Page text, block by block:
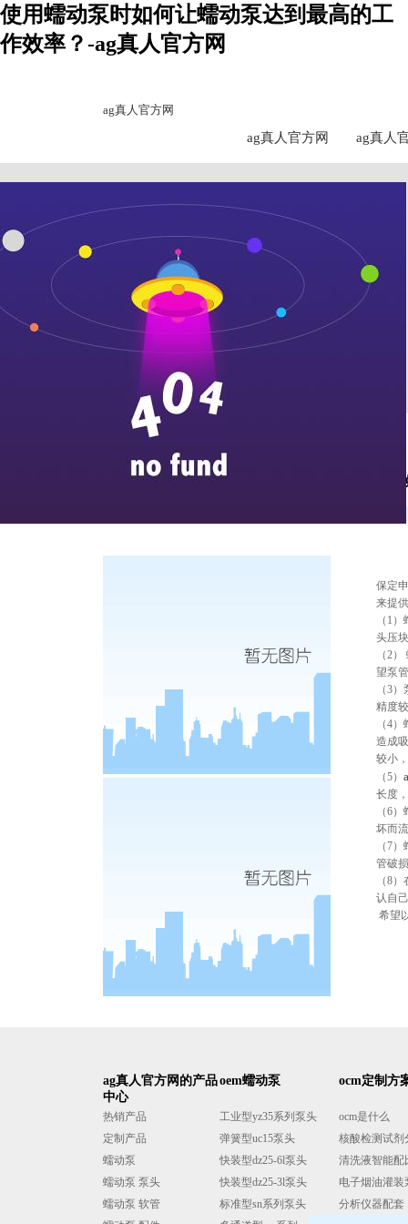
使用蠕动泵时如何让蠕动泵达到最高的工
作效率？-ag真人官方网
ag真人官方网
ag真人
ag真人官方网
使
保定
来提
（ 1 ）
头压
（2）
望泵
（3）
精度
（4）
造成
较小
（5）
长度
（6）
坏而
（7）
管破
（8）
认自
希望
ag真人官方网的产品
中心
oem蠕动泵 ocm定制方
热销产品
定制产品
蠕动泵
蠕动泵 泵头
蠕动泵 软管
工业型yz35系列泵头
弹簧型uc15泵头
快装型dz25-6l泵头
快装型dz25-3l泵头
标准型sn系列泵头
ocm是什么
核酸检测试剂
清洗液智能配
电子烟油灌装
分析仪器配套